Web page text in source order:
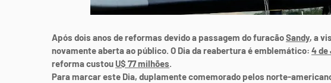
Após dois anos de reformas devido a passagem do furacãoSandy, a
novamente aberta ao público. O Dia da reabertura é emblemático: 4 de
reforma custouU$ 77 milhões.
Para marcar este Dia, duplamente comemorado pelos norte-